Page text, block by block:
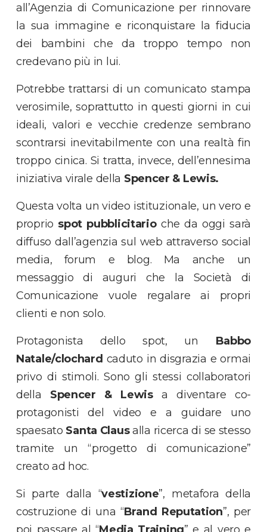
all’Agenzia di Comunicazione per rinnovare
la sua immagine e riconquistare la fiducia
dei bambini che da troppo tempo non
credevano più in lui.
Potrebbe trattarsi di un comunicato stampa
verosimile, soprattutto in questi giorni in cui
ideali, valori e vecchie credenze sembrano
scontrarsi inevitabilmente con una realtà fin
troppo cinica. Si tratta, invece, dell’ennesima
iniziativa virale della Spencer & Lewis.
Questa volta un video istituzionale, un vero e
proprio spot pubblicitarioche da oggi sarà
diffuso dall’agenzia sul web attraverso social
media, forum e blog. Ma anche un
messaggio di auguri che la Società di
Comunicazione vuole regalare ai propri
clienti e non solo.
Protagonista dello spot, un Babbo
Natale/clochard caduto in disgrazia e ormai
privo di stimoli. Sono gli stessi collaboratori
della Spencer & Lewisa diventare co-
protagonisti del video e a guidare uno
spaesato Santa Clausalla ricerca di se stesso
tramite un “progetto di comunicazione”
creato ad hoc.
Si parte dalla “vestizione”, metafora della
costruzione di una “Brand Reputation”, per
poi passare al “Media Training” e al vero e